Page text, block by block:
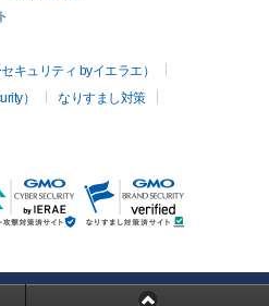
キュリティ byイエラエ）
）
なりすまし対策